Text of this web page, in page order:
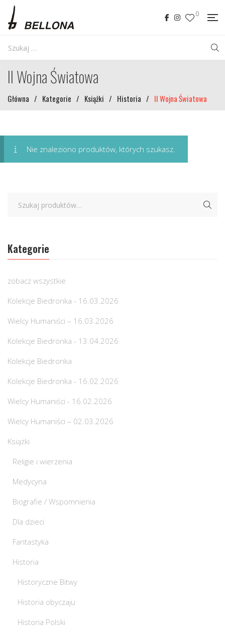
0
II Wojna Światowa
Główna / Kategorie / Książki / Historia / II Wojna Światowa
Nie znaleziono produktów, których szukasz.
Kategorie
zobacz wszystkie
Kolekcje Biedronka - 16.03.2026
Wielcy Humaniści – 16.03.2026
Kolekcje Biedronka - 13.04.2026
Kolekcje Biedronka
Kolekcje Biedronka - 16.02.2026
Wielcy Humaniści - 16.02.2026
Wielcy Humaniści – 02.03.2026
Książki
Religie i wierzenia
Medycyna
Biografie / Wspomnienia
Dla dzieci
Fantastyka
Historia
Historyczne Bitwy
Historia obyczaju
Historia Polski